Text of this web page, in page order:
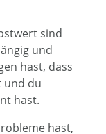
sind
und
hast, dass
und du
hast.
hast,